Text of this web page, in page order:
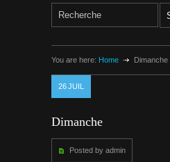
You are here: Home Dimanche
26JUIL
Dimanche
Posted by admin